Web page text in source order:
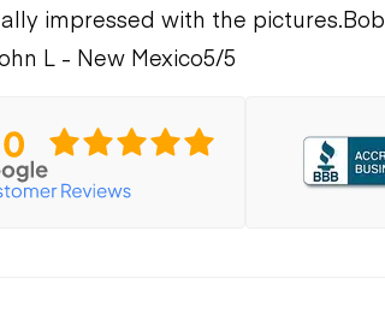
impressed with the pictures.
L - New Mexico5/5